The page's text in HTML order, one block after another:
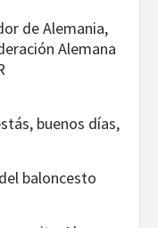
de Alemania,
Alemana
buenos días,
baloncesto